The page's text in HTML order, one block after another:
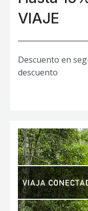
VIAJE
Descuento en
descuento